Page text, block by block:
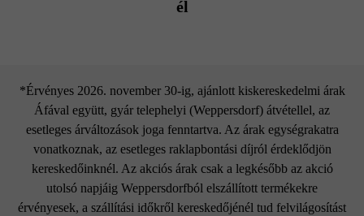
él
*Érvényes 2026. november 30-ig, ajánlott kiskereskedelmi árak
Áfával együtt, gyár telephelyi (Weppersdorf) átvétellel, az
esetleges árváltozások joga fenntartva. Az árak egységrakatra
vonatkoznak, az esetleges raklapbontási díjról érdeklődjön
kereskedőinknél. Az akciós árak csak a legkésőbb az akció
utolsó napjáig Weppersdorfból elszállított termékekre
érvényesek, a szállítási időkről kereskedőjénél tud felvilágosítást